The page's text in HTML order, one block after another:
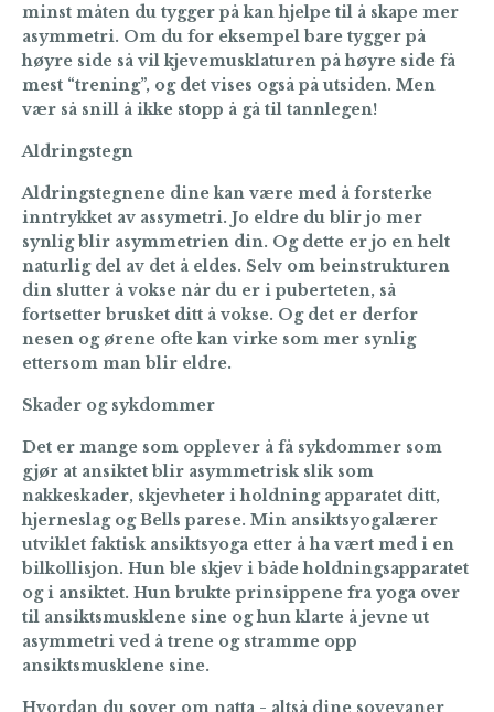
minst måten du tygger på kan hjelpe til å skape mer
asymmetri. Om du for eksempel bare tygger på
høyre side så vil kjevemusklaturen på høyre side få
mest “trening”, og det vises også på utsiden. Men
vær så snill å ikke stopp å gå til tannlegen!
Aldringstegn
Aldringstegnene dine kan være med å forsterke
inntrykket av assymetri. Jo eldre du blir jo mer
synlig blir asymmetrien din. Og dette er jo en helt
naturlig del av det å eldes. Selv om beinstrukturen
din slutter å vokse når du er i puberteten, så
fortsetter brusket ditt å vokse. Og det er derfor
nesen og ørene ofte kan virke som mer synlig
ettersom man blir eldre.
Skader og sykdommer
Det er mange som opplever å få sykdommer som
gjør at ansiktet blir asymmetrisk slik som
nakkeskader, skjevheter i holdning apparatet ditt,
hjerneslag og Bells parese. Min ansiktsyogalærer
utviklet faktisk ansiktsyoga etter å ha vært med i en
bilkollisjon. Hun ble skjev i både holdningsapparatet
og i ansiktet. Hun brukte prinsippene fra yoga over
til ansiktsmusklene sine og hun klarte å jevne ut
asymmetri ved å trene og stramme opp
ansiktsmusklene sine.
Hvordan du sover om natta - altså dine sovevaner